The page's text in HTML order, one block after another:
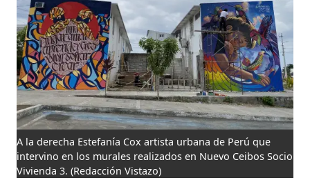
A la derecha Estefanía Cox artista urbana de Perú que
intervino en los murales realizados en Nuevo Ceibos Socio
Vivienda 3. (Redacción Vistazo)